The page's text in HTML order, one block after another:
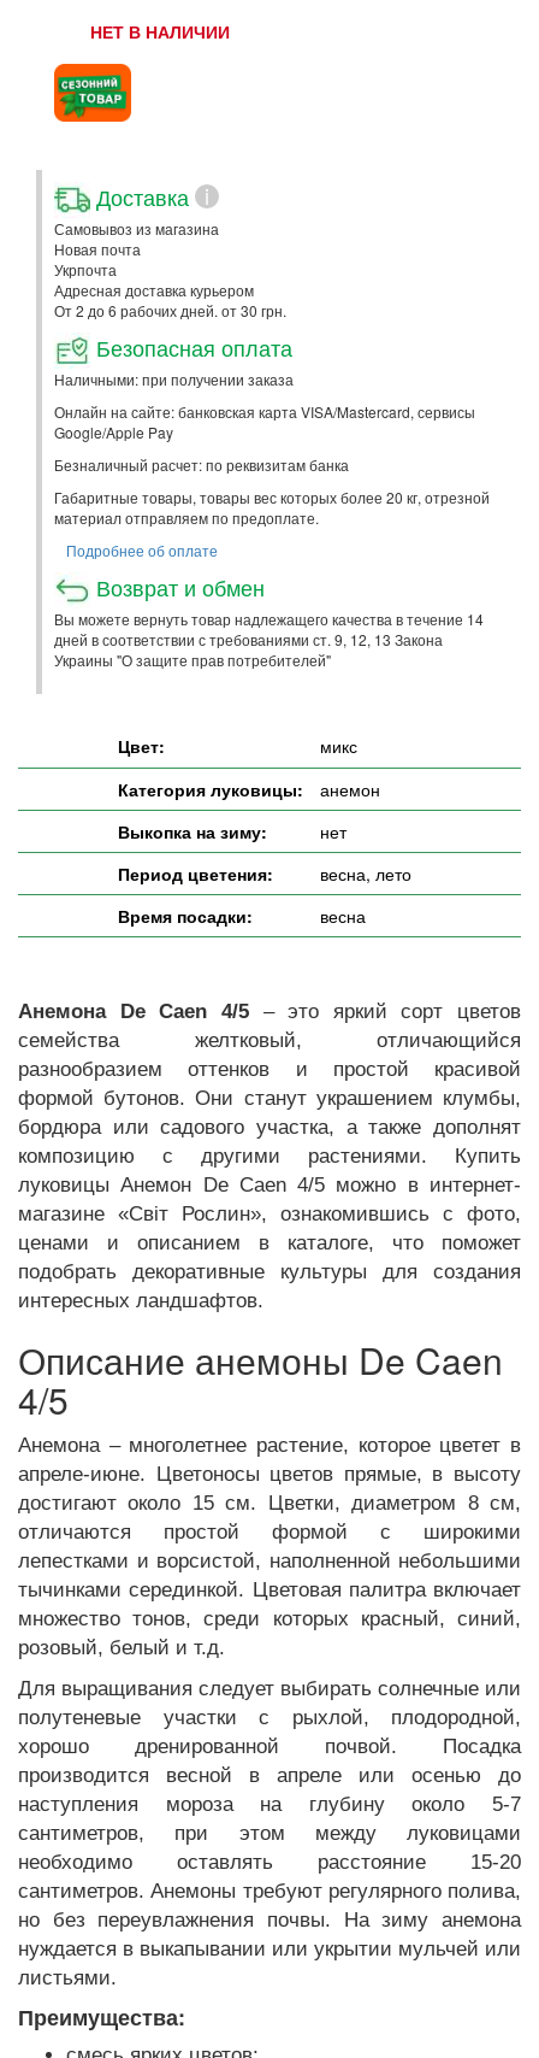
НЕТ В НАЛИЧИИ
Доставка i
Самовывоз из магазина
Новая почта
Укрпочта
Адресная доставка курьером
От 2 до 6 рабочих дней. от 30 грн.
Безопасная оплата
Наличными: при получении заказа
Онлайн на сайте: банковская карта VISA/Mastercard, сервисы
Google/Apple Pay
Безналичный расчет: по реквизитам банка
Габаритные товары, товары вес которых более 20 кг, отрезной
материал отправляем по предоплате.
Подробнее об оплате
Возврат и обмен
Вы можете вернуть товар надлежащего качества в течение 14
дней в соответствии с требованиями ст. 9, 12, 13 Закона
Украины "О защите прав потребителей"
Цвет:
микс
Категория луковицы:
анемон
Выкопка на зиму:
нет
Период цветения:
весна, лето
Время посадки:
весна
Анемона De Caen 4/5– это яркий сорт цветов
семейства желтковый, отличающийся
разнообразием оттенков и простой красивой
формой бутонов. Они станут украшением клумбы,
бордюра или садового участка, а также дополнят
композицию с другими растениями. Купить
луковицы Анемон De Caen 4/5 можно в интернет-
магазине «Світ Рослин», ознакомившись с фото,
ценами и описанием в каталоге, что поможет
подобрать декоративные культуры для создания
интересных ландшафтов.
Описание анемоны De Caen
4/5
Анемона – многолетнее растение, которое цветет в
апреле-июне. Цветоносы цветов прямые, в высоту
достигают около 15 см. Цветки, диаметром 8 см,
отличаются простой формой с широкими
лепестками и ворсистой, наполненной небольшими
тычинками серединкой. Цветовая палитра включает
множество тонов, среди которых красный, синий,
розовый, белый и т.д.
Для выращивания следует выбирать солнечные или
полутеневые участки с рыхлой, плодородной,
хорошо дренированной почвой. Посадка
производится весной в апреле или осенью до
наступления мороза на глубину около 5-7
сантиметров, при этом между луковицами
необходимо оставлять расстояние 15-20
сантиметров. Анемоны требуют регулярного полива,
но без переувлажнения почвы. На зиму анемона
нуждается в выкапывании или укрытии мульчей или
листьями.
Преимущества: